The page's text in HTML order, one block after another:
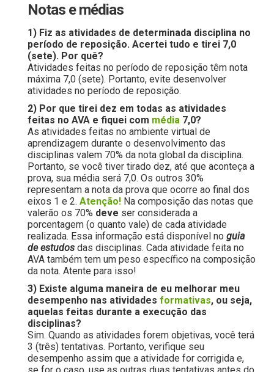
Notas e médias
1) Fiz as atividades de determinada disciplina no
período de reposição. Acertei tudo e tirei 7,0
(sete). Por quê?
Atividades feitas no período de reposição têm nota
máxima 7,0 (sete). Portanto, evite desenvolver
atividades no período de reposição.
2) Por que tirei dez em todas as atividades
feitas no AVA e fiquei com média 7,0?
As atividades feitas no ambiente virtual de
aprendizagem durante o desenvolvimento das
disciplinas valem 70% da nota global da disciplina.
Portanto, se você tiver tirado dez, até que aconteça a
prova, sua média será 7,0. Os outros 30%
representam a nota da prova que ocorre ao final dos
eixos 1 e 2. Atenção! Na composição das notas que
valerão os 70% deve ser considerada a
porcentagem (o quanto vale) de cada atividade
realizada. Essa informação está disponível no guia
de estudos das disciplinas. Cada atividade feita no
AVA também tem um peso específico na composição
da nota. Atente para isso!
3) Existe alguma maneira de eu melhorar meu
desempenho nas atividades formativas, ou seja,
aquelas feitas durante a execução das
disciplinas?
Sim. Quando as atividades forem objetivas, você terá
3 (três) tentativas. Portanto, verifique seu
desempenho assim que a atividade for corrigida e,
se for o caso, use as outras duas tentativas antes do